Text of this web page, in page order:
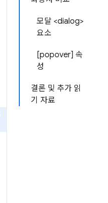
모달 <dialog>
요소
[popover] 속
성
결론 및 추가 읽
기 자료